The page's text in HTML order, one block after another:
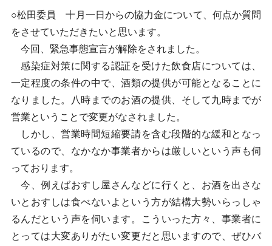
○松田委員 十月一日からの協力金について、何点か質問
をさせていただきたいと思います。
今回、緊急事態宣言が解除をされました。
感染症対策に関する認証を受けた飲食店については、
一定程度の条件の中で、酒類の提供が可能となることに
なりました。八時までのお酒の提供、そして九時までが
営業ということで変更がなされました。
しかし、営業時間短縮要請を含む段階的な緩和となっ
ているので、なかなか事業者からは厳しいという声も伺
っております。
今、例えばおすし屋さんなどに行くと、お酒を出さな
いとおすしは食べないよという方が結構大勢いらっしゃ
るんだという声を伺います。こういった方々、事業者に
とっては大変ありがたい変更だと思いますので、ぜひバ